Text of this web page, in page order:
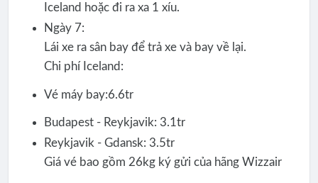
Iceland hoặc đi ra xa 1 xíu.
Ngày 7:
Lái xe ra sân bay để trả xe và bay về lại.
Chi phí Iceland:
Vé máy bay:6.6tr
Budapest - Reykjavik: 3.1tr
Reykjavik - Gdansk: 3.5tr
Giá vé bao gồm 26kg ký gửi của hãng Wizzair